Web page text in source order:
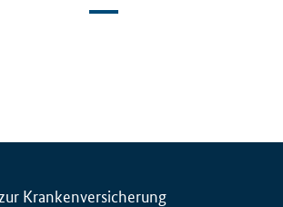
Krankenversicherung